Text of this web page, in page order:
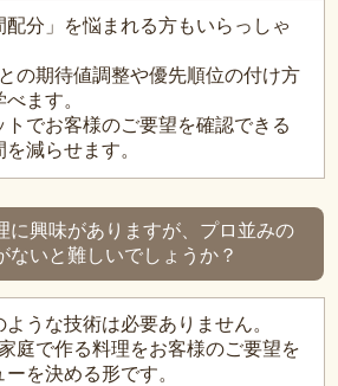
分」を悩まれる方もいらっしゃ
の期待値調整や優先順位の付け方
ます。
トでお客様のご要望を確認できる
減らせます。
に興味がありますが、プロ並みの
ないと難しいでしょうか？
ような技術は必要ありません。
庭で作る料理をお客様のご要望を
を決める形です。